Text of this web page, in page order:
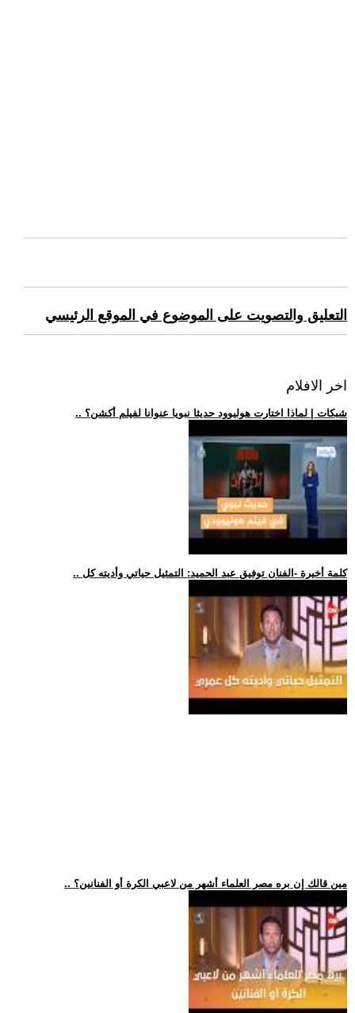
التعليق والتصويت على الموضوع في الموقع الرئيسي
اخر الافلام
.. شبكات | لماذا اختارت هوليوود حديثا نبويا عنوانا لفيلم أكشن؟
.. كلمة أخيرة -الفنان توفيق عبد الحميد: التمثيل حياتي وأديته كل
.. مين قالك إن بره مصر العلماء أشهر من لاعبي الكرة أو الفنانين؟